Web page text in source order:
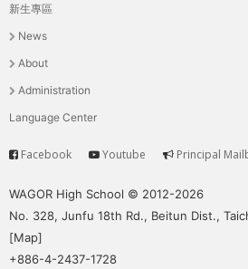
主
選
單
新生專區
News
About
Administration
Language Center
Service
Facebook Youtube Principal
WAGOR High School © 2012-2026
No. 328, Junfu 18th Rd., Beitun Dist.,
[Map]
+886-4-2437-1728